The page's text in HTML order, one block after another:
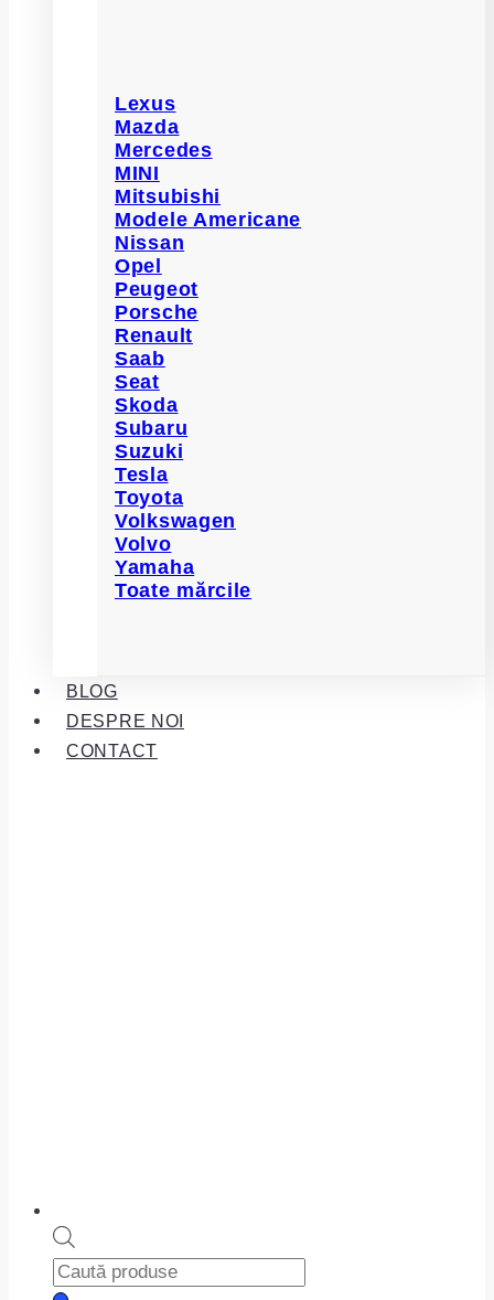
Lexus
Mazda
Mercedes
MINI
Mitsubishi
Modele Americane
Nissan
Opel
Peugeot
Porsche
Renault
Saab
Seat
Skoda
Subaru
Suzuki
Tesla
Toyota
Volkswagen
Volvo
Yamaha
Toate mărcile
BLOG
DESPRE NOI
CONTACT
Products